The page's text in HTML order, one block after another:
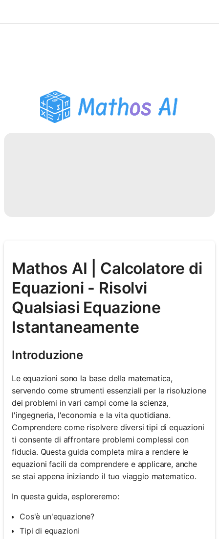
Assistente Compiti PDF
Strumenti di studio
Mathos AI | Calcolatore di
Equazioni - Risolvi
Qualsiasi Equazione
Istantaneamente
Introduzione
Le equazioni sono la base della matematica,
servendo come strumenti essenziali per la risoluzione
dei problemi in vari campi come la scienza,
l'ingegneria, l'economia e la vita quotidiana.
Comprendere come risolvere diversi tipi di equazioni
ti consente di affrontare problemi complessi con
fiducia. Questa guida completa mira a rendere le
equazioni facili da comprendere e applicare, anche
se stai appena iniziando il tuo viaggio matematico.
In questa guida, esploreremo:
Cos'è un'equazione?
Tipi di equazioni